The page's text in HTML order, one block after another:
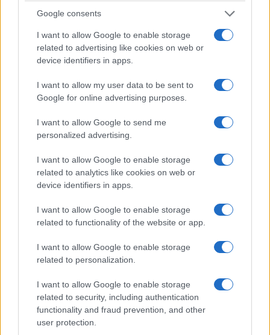
Google consents
I want to allow Google to enable storage
related to advertising like cookies on web or
device identifiers in apps.
I want to allow my user data to be sent to
Google for online advertising purposes.
I want to allow Google to send me
personalized advertising.
I want to allow Google to enable storage
related to analytics like cookies on web or
device identifiers in apps.
I want to allow Google to enable storage
related to functionality of the website or app.
I want to allow Google to enable storage
related to personalization.
I want to allow Google to enable storage
related to security, including authentication
functionality and fraud prevention, and other
user protection.